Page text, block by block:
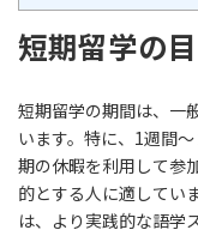
短期留学の
短期留学の期間は、一
います。特に、1週間
期の休暇を利用して参
的とする人に適してい
は、より実践的な語学